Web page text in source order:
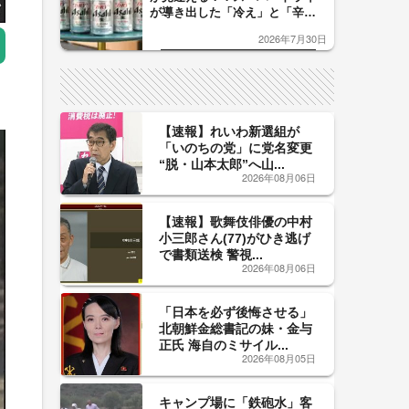
が導き出した「冷え」と「辛
した「辛口カーブ」が飲み頃の
2026年7月30日
【速報】れいわ新選組が
「いのちの党」に党名変更
“脱・山本太郎”へ山...
2026年08月06日
【速報】歌舞伎俳優の中村
小三郎さん(77)がひき逃げ
で書類送検 警視...
2026年08月06日
「日本を必ず後悔させる」
北朝鮮金総書記の妹・金与
正氏 海自のミサイル...
2026年08月05日
キャンプ場に「鉄砲水」客